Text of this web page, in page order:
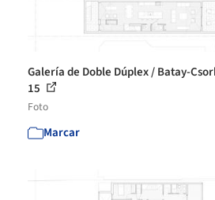
Galería de Doble Dúplex / Batay-
15
Foto
Marcar